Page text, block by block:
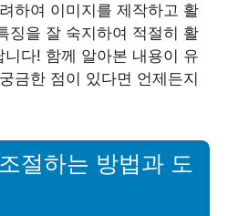
하여 이미지를 제작하고 활
징을 잘 숙지하여 적절히 활
다! 함께 알아본 내용이 유
금한 점이 있다면 언제든지
절하는 방법과 도